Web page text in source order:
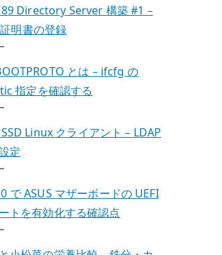
Directory Server 構築 #1 –
明書の登録
とは – ifcfg の
指定を確認する
Linux クライアント – LDAP
定
で ASUS マザーボードの UEFI
トを有効化する確認点